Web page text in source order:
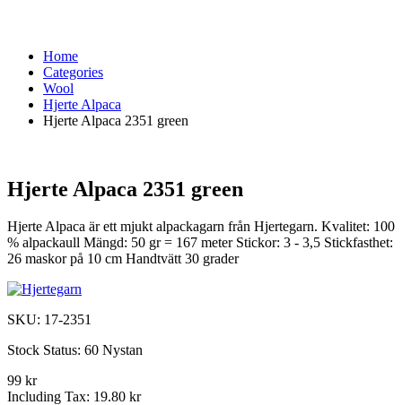
Home
Categories
Wool
Hjerte Alpaca
Hjerte Alpaca 2351 green
Hjerte Alpaca 2351 green
Hjerte Alpaca är ett mjukt alpackagarn från Hjertegarn. Kvalitet: 100
% alpackaull Mängd: 50 gr = 167 meter Stickor: 3 - 3,5 Stickfasthet:
26 maskor på 10 cm Handtvätt 30 grader
SKU: 17-2351
Stock Status: 60 Nystan
99 kr
Including Tax: 19.80 kr